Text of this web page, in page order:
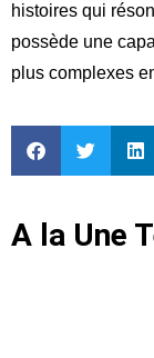
histoires qui
possède une
plus complexes
A la Une